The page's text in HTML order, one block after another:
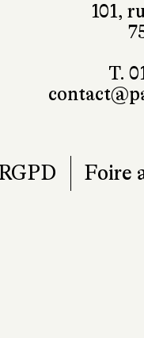
101,
T.
Foire